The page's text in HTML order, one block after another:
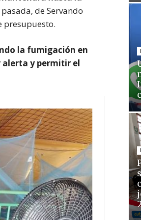
de Servando
presupuesto.
la fumigación en
alerta y permitir el